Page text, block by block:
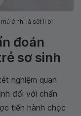
ở nhi là sốt li bì
đoán
sơ sinh
nghiệm quan
đối với chẩn
tiến hành chọc